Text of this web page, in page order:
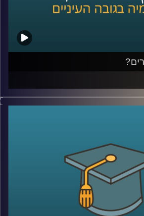
חיים כ-40 טריליון חיידקים, אבל רק בשנים האחרונות
עד כמה הם חכמים. מחקרים מגלים
הזעירים הללו, שנחשבו בעבר
כחברה מתוחכמת, משתפים פעולה
– וכל זה עשוי להוביל למהפכה
ד"ר אילנה קולודקין-גל, מרצה בכירה
ביולוגיה סינטטית